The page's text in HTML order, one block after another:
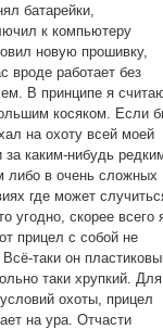
батарейки,
к компьютеру
новую прошивку,
вроде работает без
В принципе я
косяком. Если
на охоту всей моей
за каким-нибудь
либо в очень сложных
где может
угодно, скорее всего
прицел с собой не
таки он
таки хрупкий. Для
охоты, прицел
на ура. Отчасти